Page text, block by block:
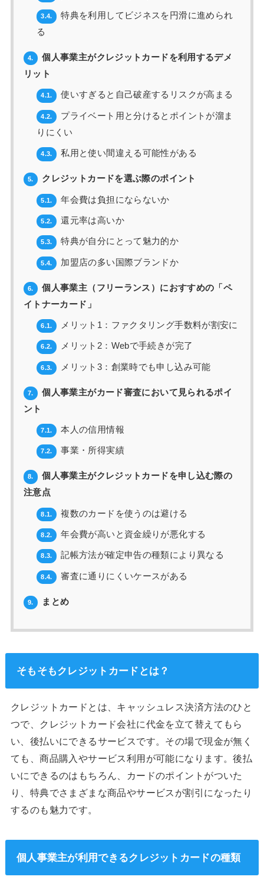
3.4.
特典を利用してビジネスを円滑に進められ
る
4.
個人事業主がクレジットカードを利用するデメ
リット
4.1. 使いすぎると自己破産するリスクが高まる
4.2.
プライベート用と分けるとポイントが溜ま
りにくい
4.3. 私用と使い間違える可能性がある
5. クレジットカードを選ぶ際のポイント
5.1. 年会費は負担にならないか
5.2. 還元率は高いか
5.3. 特典が自分にとって魅力的か
5.4. 加盟店の多い国際ブランドか
6.
個人事業主（フリーランス）におすすめの「ペ
イトナーカード」
6.1. メリット1：ファクタリング手数料が割安に
6.2. メリット2：Webで手続きが完了
6.3. メリット3：創業時でも申し込み可能
7.
個人事業主がカード審査において見られるポイ
ント
7.1. 本人の信用情報
7.2. 事業・所得実績
8.
個人事業主がクレジットカードを申し込む際の
注意点
8.1. 複数のカードを使うのは避ける
8.2. 年会費が高いと資金繰りが悪化する
8.3. 記帳方法が確定申告の種類により異なる
8.4. 審査に通りにくいケースがある
9. まとめ
そもそもクレジットカードとは？
クレジットカードとは、キャッシュレス決済方法のひと
つで、クレジットカード会社に代金を立て替えてもら
い、後払いにできるサービスです。その場で現金が無く
ても、商品購入やサービス利用が可能になります。後払
いにできるのはもちろん、カードのポイントがついた
り、特典でさまざまな商品やサービスが割引になったり
するのも魅力です。
個人事業主が利用できるクレジットカードの種類